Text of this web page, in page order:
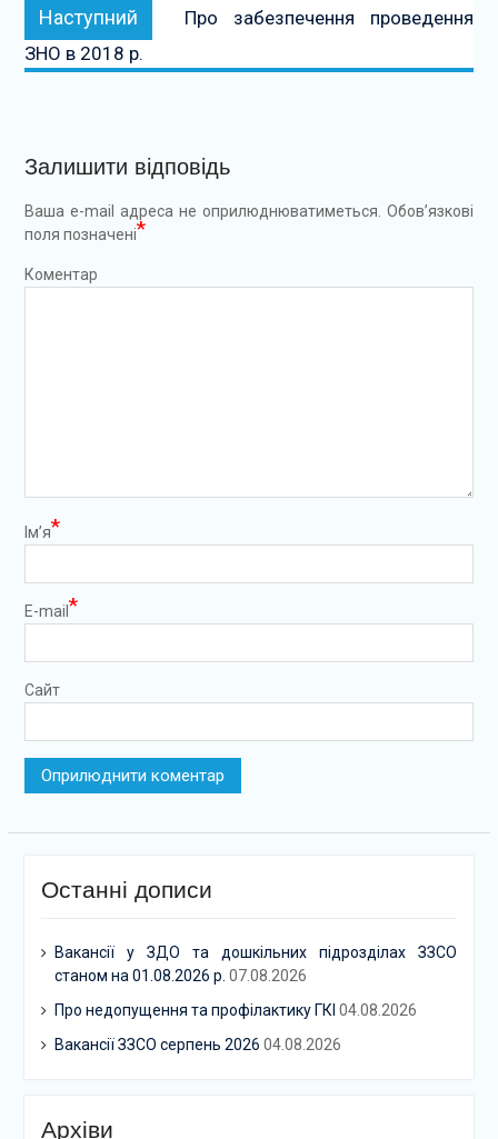
Наступний Наступний:
Про забезпечення проведення
ЗНО в 2018 р.
Залишити відповідь
Ваша e-mail адреса не оприлюднюватиметься. Обов’язкові
поля позначені*
Коментар
Ім’я*
E-mail *
Сайт
Останні дописи
Вакансії у ЗДО та дошкільних підрозділах ЗЗСО
станом на 01.08.2026 р. 07.08.2026
Про недопущення та профілактику ГКІ 04.08.2026
Вакансії ЗЗСО серпень 2026 04.08.2026
Архіви